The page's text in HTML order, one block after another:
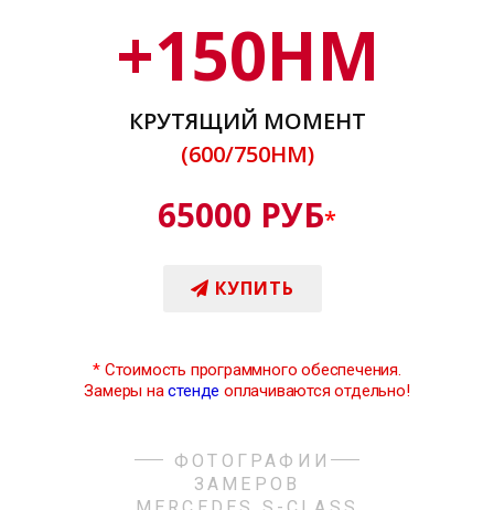
+150НМ
КРУТЯЩИЙ МОМЕНТ
(600/750НМ)
65000 РУБ*
КУПИТЬ
* Стоимость программного обеспечения.
Замеры настенде оплачиваются отдельно!
ФОТОГРАФИИ
ЗАМЕРОВ